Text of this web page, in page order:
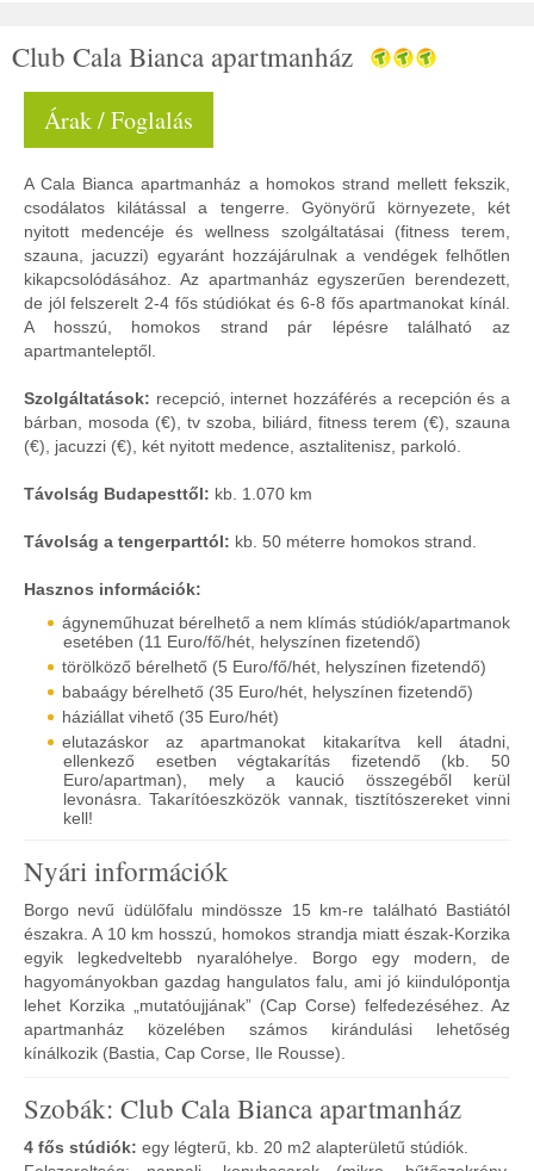
Club Cala Bianca apartmanház
Árak / Foglalás
A Cala Bianca apartmanház a homokos strand mellett fekszik,
csodálatos kilátással a tengerre. Gyönyörű környezete, két
nyitott medencéje és wellness szolgáltatásai (fitness terem,
szauna, jacuzzi) egyaránt hozzájárulnak a vendégek felhőtlen
kikapcsolódásához. Az apartmanház egyszerűen berendezett,
de jól felszerelt 2-4 fős stúdiókat és 6-8 fős apartmanokat kínál.
A hosszú, homokos strand pár lépésre található az
apartmanteleptől.
Szolgáltatások: recepció, internet hozzáférés a recepción és a
bárban, mosoda (€), tv szoba, biliárd, fitness terem (€), szauna
(€), jacuzzi (€), két nyitott medence, asztalitenisz, parkoló.
Távolság Budapesttől: kb. 1.070 km
Távolság a tengerparttól: kb. 50 méterre homokos strand.
Hasznos információk:
ágyneműhuzat bérelhető a nem klímás stúdiók/apartmanok
esetében (11 Euro/fő/hét, helyszínen fizetendő)
törölköző bérelhető (5 Euro/fő/hét, helyszínen fizetendő)
babaágy bérelhető (35 Euro/hét, helyszínen fizetendő)
háziállat vihető (35 Euro/hét)
elutazáskor az apartmanokat kitakarítva kell átadni,
ellenkező esetben végtakarítás fizetendő (kb. 50
Euro/apartman), mely a kaució összegéből kerül
levonásra. Takarítóeszközök vannak, tisztítószereket vinni
kell!
Nyári információk
Borgo nevű üdülőfalu mindössze 15 km-re található Bastiától
északra. A 10 km hosszú, homokos strandja miatt észak-Korzika
egyik legkedveltebb nyaralóhelye. Borgo egy modern, de
hagyományokban gazdag hangulatos falu, ami jó kiindulópontja
lehet Korzika „mutatóujjának” (Cap Corse) felfedezéséhez. Az
apartmanház közelében számos kirándulási lehetőség
kínálkozik (Bastia, Cap Corse, Ile Rousse).
Szobák: Club Cala Bianca apartmanház
4 fős stúdiók: egy légterű, kb. 20 m2 alapterületű stúdiók.